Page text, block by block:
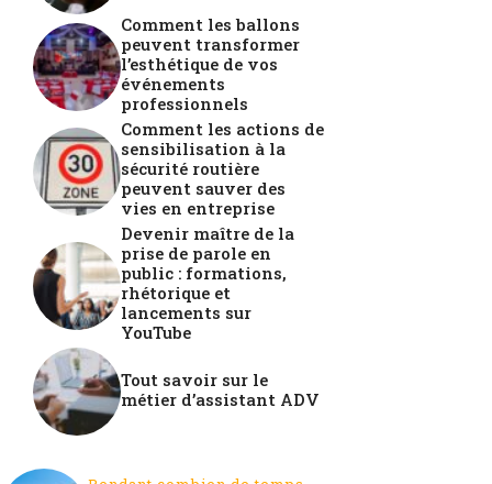
Comment les ballons
peuvent transformer
l’esthétique de vos
événements
professionnels
Comment les actions de
sensibilisation à la
sécurité routière
peuvent sauver des
vies en entreprise
Devenir maître de la
prise de parole en
public : formations,
rhétorique et
lancements sur
YouTube
Tout savoir sur le
métier d’assistant ADV